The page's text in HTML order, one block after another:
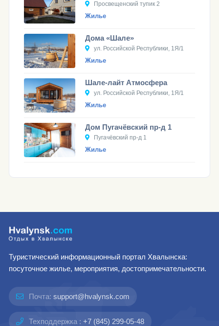
Просвещенский тупик 2
Жилье
Дома «Шале»
ул. Российской Республики, 1Я/1
Жилье
Шале-лайт Атмосфера
ул. Российской Республики, 1Я/1
Жилье
Дом Пугачёвский пр-д 1
Пугачёвский пр-д 1
Жилье
Туристический информационный портал Хвалынска:
посуточное жилье, мероприятия, достопримечательности.
Почта: support@hvalynsk.com
Техподдержка : +7 (845) 299-05-48